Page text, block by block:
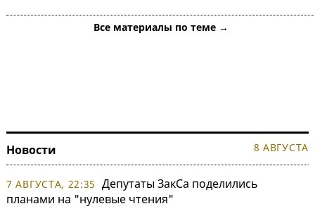
Все материалы по теме →
Новости 8 АВГУСТА
7 АВГУСТА, 22:35 Депутаты ЗакСа поделились
планами на "нулевые чтения"